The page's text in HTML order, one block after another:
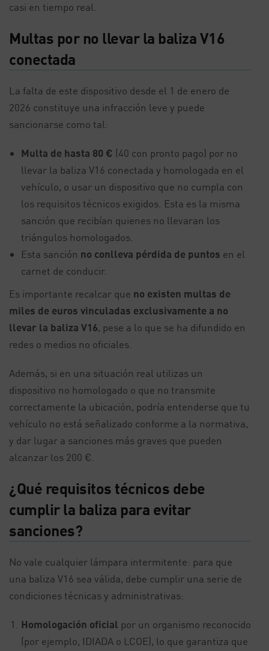
casi en tiempo real.
Multas por no llevar la baliza V16
conectada
La falta de este dispositivo desde el 1 de enero de
2026 constituye una infracción leve y puede
sancionarse como tal:
Multa de hasta 80 € (40 con pronto pago) por no
llevar la baliza V16 conectada y homologada en el
vehículo, o usar un dispositivo que no cumpla con
los requisitos técnicos exigidos. Esta es la misma
sanción que recibían quienes no llevaran los
triángulos homologados.
Esta sanción no conlleva pérdida de puntos en el
carnet de conducir.
Es importante recalcar que no existen multas de
miles de euros vinculadas exclusivamente a no
llevar la baliza V16, pese a lo que se ha difundido en
redes o medios no oficiales.
Además, si en una situación real utilizas un
dispositivo no homologado o que no transmite
correctamente la ubicación, podría entenderse que tu
vehículo no está señalizado conforme a la normativa,
y dar lugar a sanciones más graves que pueden
alcanzar los 200 €.
¿Qué requisitos técnicos debe
cumplir la baliza para evitar
sanciones?
No vale cualquier lámpara intermitente: para que
una baliza V16 sea válida, debe cumplir una serie de
condiciones técnicas y administrativas:
Homologación oficial por un organismo reconocido
(por ejemplo, IDIADA o LCOE), lo que garantiza que